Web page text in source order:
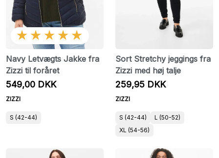
★★★★★
Navy Letvægts Jakke fra
Zizzi til foråret
549,00 DKK
ZIZZI
S (42-44)
Sort Stretchy jeggings fra
Zizzi med høj talje
259,95 DKK
ZIZZI
S (42-44)
L (50-52)
XL (54-56)